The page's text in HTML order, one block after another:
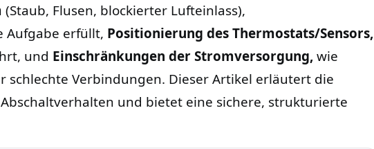
(Staub, Flusen, blockierter Lufteinlass),
Aufgabe erfüllt, Positionierung des Thermostats/Sensors,
und Einschränkungen der Stromversorgung,wie
schlechte Verbindungen. Dieser Artikel erläutert die
und bietet eine sichere, strukturierte